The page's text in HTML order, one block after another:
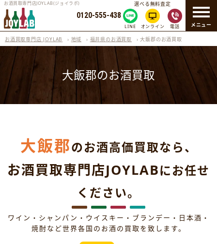
メニュー
お酒買取専門店JOYLAB(ジョイラボ)
0120-555-438
選べる無料査定
LINE オンライン 電話
お酒買取専門店 JOYLAB › 地域 › 福井県のお酒買取 ›大飯郡のお酒買取
大飯郡のお酒買取
大飯郡のお酒高価買取なら、
お酒買取専門店JOYLABにお任せ
ください。
ワイン・シャンパン・ウイスキー・ブランデー・日本酒・
焼酎など世界各国のお酒の買取を致します。